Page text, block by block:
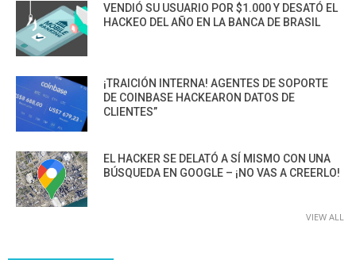
VENDIÓ SU USUARIO POR $1.000 Y DESATÓ EL
HACKEO DEL AÑO EN LA BANCA DE BRASIL
¡TRAICIÓN INTERNA! AGENTES DE SOPORTE
DE COINBASE HACKEARON DATOS DE
CLIENTES”
EL HACKER SE DELATÓ A SÍ MISMO CON UNA
BÚSQUEDA EN GOOGLE – ¡NO VAS A CREERLO!
VIEW ALL